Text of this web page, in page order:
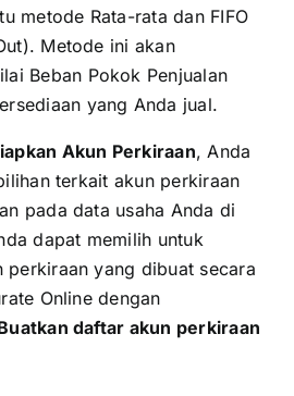
metode Rata-rata dan FIFO
Metode ini akan
Beban Pokok Penjualan
yang Anda jual.
Akun Perkiraan, Anda
terkait akun perkiraan
pada data usaha Anda di
dapat memilih untuk
perkiraan yang dibuat secara
Online dengan
daftar akun perkiraan